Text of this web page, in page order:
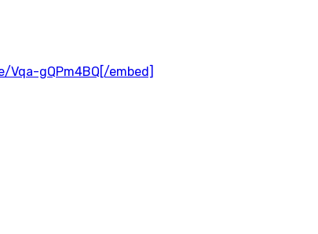
gQPm4BQ[/embed]